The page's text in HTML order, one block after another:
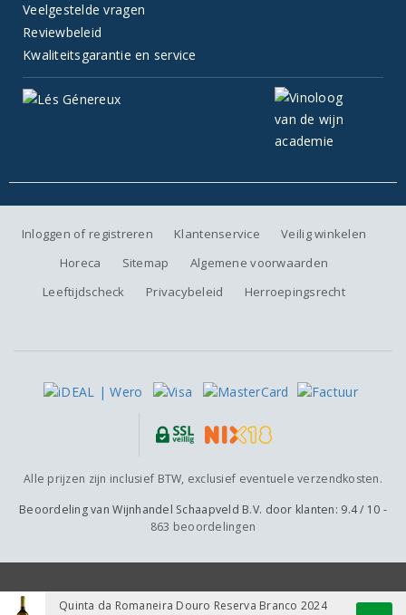
Quinta da Romaneira Douro Reserva Branco 2024
Veelgestelde vragen
Reviewbeleid
Kwaliteitsgarantie en service
Inloggen of registreren Klantenservice
Veilig winkelen
Horeca
Sitemap
Algemene voorwaarden
Leeftijdscheck
Privacybeleid Herroepingsrecht
Alle prijzen zijn inclusief BTW, exclusief eventuele verzendkosten.
Beoordeling vanWijnhandel Schaapveld B.V. door klanten: 9.4/ 10 -
863 beoordelingen